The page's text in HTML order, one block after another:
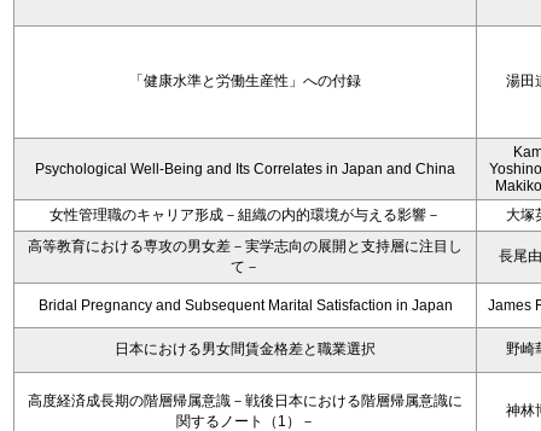
「健康水準と労働生産性」への付録 湯田
Psychological Well-Being and Its Correlates in Japan and China
女性管理職のキャリア形成－組織の内的環境が与える影響－
大塚
高等教育における専攻の男女差－実学志向の展開と支持層に注目し
て－
長尾
Bridal Pregnancy and Subsequent Marital Satisfaction in Japan James
日本における男女間賃金格差と職業選択 野崎
高度経済成長期の階層帰属意識－戦後日本における階層帰属意識に
関するノート（1）－
神林